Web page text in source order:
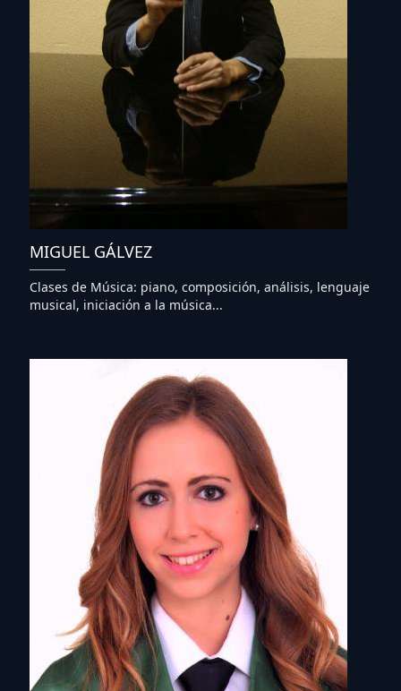
MIGUEL GÁLVEZ
Clases de Música: piano, composición, análisis, lenguaje
musical, iniciación a la música...